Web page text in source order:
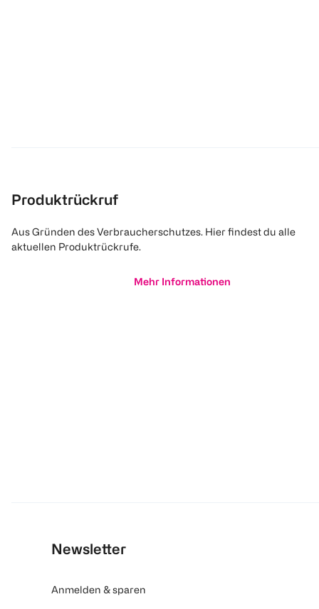
Produktrückruf
Aus Gründen des Verbraucherschutzes. Hier findest du alle
aktuellen Produktrückrufe.
Mehr Informationen
Newsletter
Anmelden & sparen